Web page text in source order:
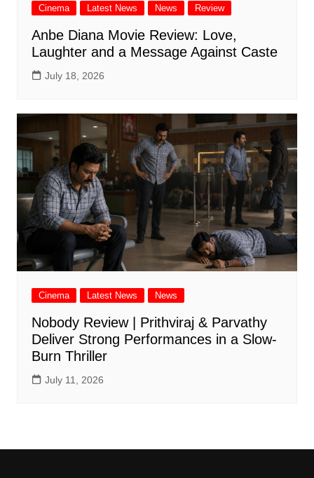
Cinema Latest News News Review
Anbe Diana Movie Review: Love,
Laughter and a Message Against Caste
July 18, 2026
Cinema Latest News News
Nobody Review | Prithviraj & Parvathy
Deliver Strong Performances in a Slow-
Burn Thriller
July 11, 2026